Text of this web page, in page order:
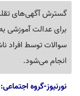
گسترش آگهی‌های
برای عدالت آموزشی
سوالات توسط افراد
انجام می‌شود.
نورنیوز-گروه اجتماعی: